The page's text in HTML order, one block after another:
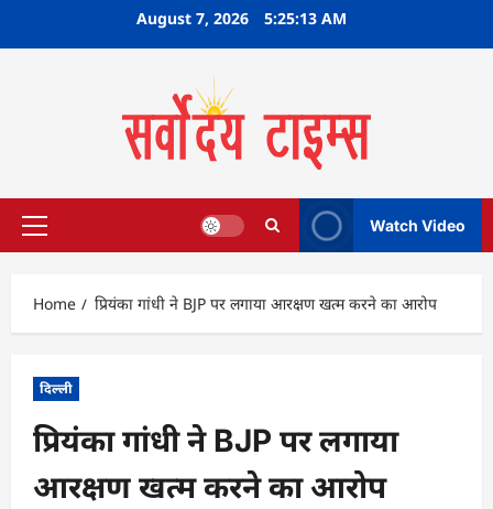
August 7, 2026 5:25:14 AM
Primary
Watch Video
Home प्रियंका गांधी ने BJP पर लगाया आरक्षण खत्म करने का आरोप
दिल्ली
प्रियंका गांधी ने BJP पर लगाया
आरक्षण खत्म करने का आरोप